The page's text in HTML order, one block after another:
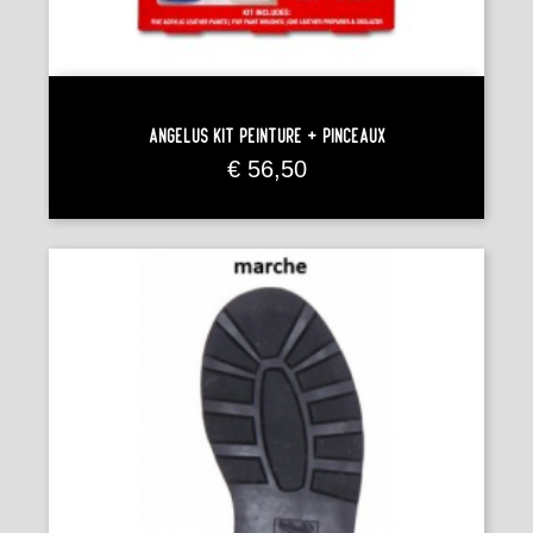
Angelus Kit Peinture + Pinceaux
Prijs
€ 56,50